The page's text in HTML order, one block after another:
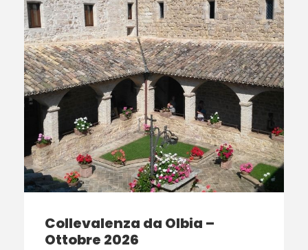
Collevalenza da Olbia –
Ottobre 2026